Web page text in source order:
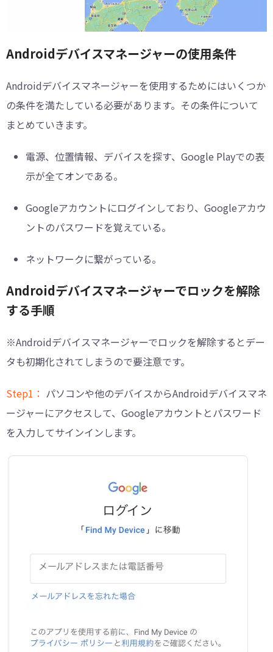
Androidデバイスマネージャーの使用条件
Androidデバイスマネージャーを使用するためにはいくつか
の条件を満たしている必要があります。その条件について
まとめていきます。
電源、位置情報、デバイスを探す、Google Playでの表
示が全てオンである。
Googleアカウントにログインしており、Googleアカウ
ントのパスワードを覚えている。
ネットワークに繋がっている。
Androidデバイスマネージャーでロックを解除
する手順
※Androidデバイスマネージャーでロックを解除するとデー
タも初期化されてしまうので要注意です。
Step1： パソコンや他のデバイスからAndroidデバイスマネ
ージャーにアクセスして、Googleアカウントとパスワード
を入力してサインインします。